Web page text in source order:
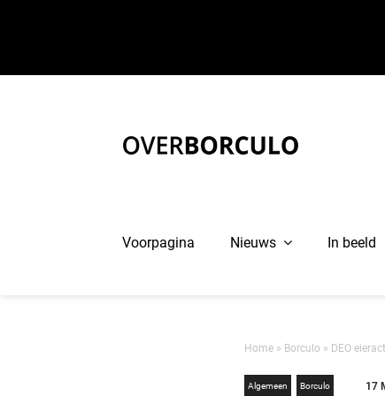
Voorpagina Nieuws In beeld
Home » Borculo » DEO
Algemeen Borculo 17